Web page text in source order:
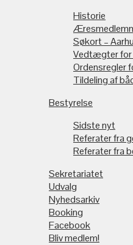
Historie
Søkort –
Vedtægter for
Ordensregler
Tildeling af
Bestyrelse
Sidste nyt
Referater fra
Referater fra
Sekretariatet
Udvalg
Nyhedsarkiv
Booking
Facebook
Bliv medlem!